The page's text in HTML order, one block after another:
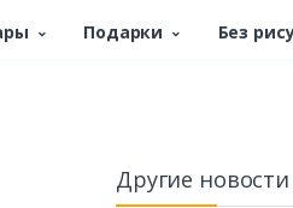
Подарки Без
Другие новости